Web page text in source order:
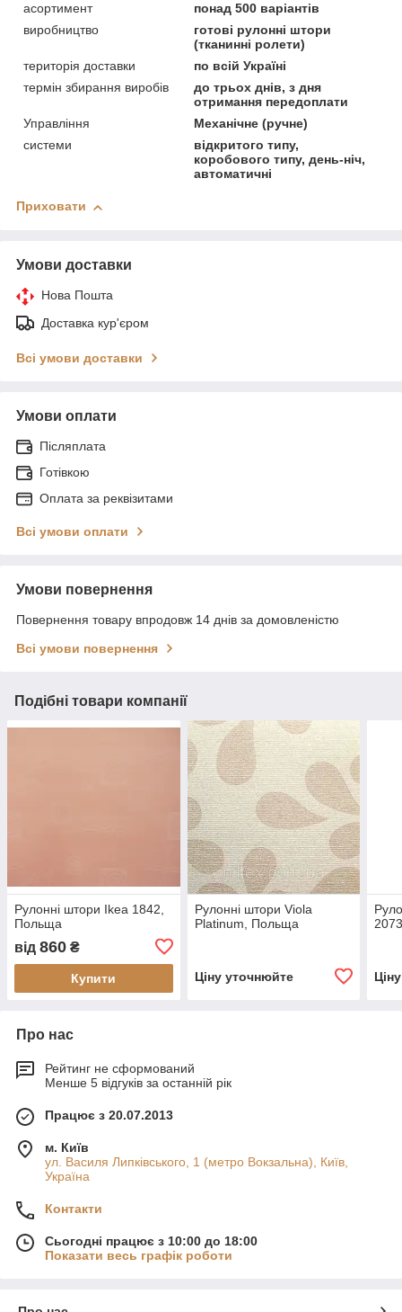
асортимент
понад 500 варіантів
виробництво
готові рулонні штори
(тканинні ролети)
територія доставки
по всій Україні
термін збирання виробів
до трьох днів, з дня
отримання передоплати
Управління
Механічне (ручне)
системи
відкритого типу,
коробового типу, день-ніч,
автоматичні
Приховати
Умови доставки
Нова Пошта
Доставка кур'єром
Всі умови доставки
Умови оплати
Післяплата
Готівкою
Оплата за реквізитами
Всі умови оплати
Умови повернення
Повернення товару впродовж 14 днів за домовленістю
Всі умови повернення
Подібні товари компанії
Рулонні штори Ikea 1842,
Польща
від 860 ₴
Купити
Рулонні штори Viola
Platinum, Польща
Ціну уточнюйте
Про нас
Рейтинг не сформований
Менше 5 відгуків за останній рік
Працює з 20.07.2013
м. Київ
ул. Василя Липківського, 1 (метро Вокзальна), Київ,
Україна
Контакти
Сьогодні працює з 10:00 до 18:00
Показати весь графік роботи